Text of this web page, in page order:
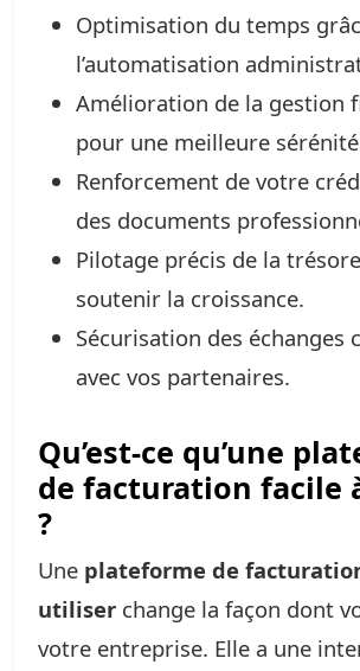
Optimisation du temps
l’automatisation
Amélioration de la gestion
pour une meilleure
Renforcement de votre
des documents
Pilotage précis de la
soutenir la croissance.
Sécurisation des échanges
avec vos partenaires.
Qu’est-ce qu’une
de facturation facile
?
Une plateforme de
utiliser change la façon dont
votre entreprise. Elle a une